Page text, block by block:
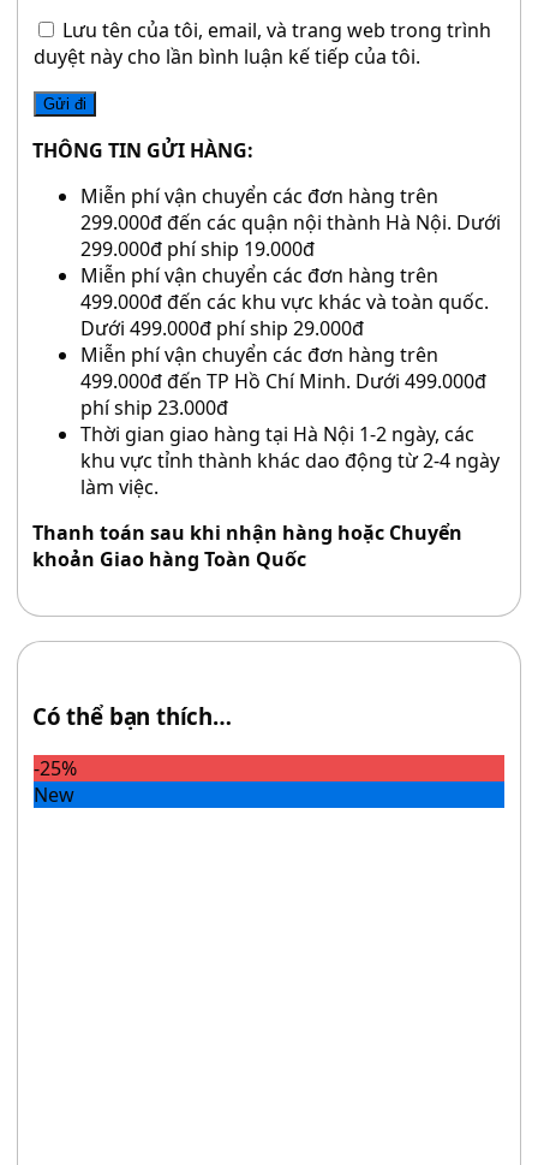
Lưu tên của tôi, email, và trang web trong trình
duyệt này cho lần bình luận kế tiếp của tôi.
THÔNG TIN GỬI HÀNG:
Miễn phí vận chuyển các đơn hàng trên
299.000đ đến các quận nội thành Hà Nội. Dưới
299.000đ phí ship 19.000đ
Miễn phí vận chuyển các đơn hàng trên
499.000đ đến các khu vực khác và toàn quốc.
Dưới 499.000đ phí ship 29.000đ
Miễn phí vận chuyển các đơn hàng trên
499.000đ đến TP Hồ Chí Minh. Dưới 499.000đ
phí ship 23.000đ
Thời gian giao hàng tại Hà Nội 1-2 ngày, các
khu vực tỉnh thành khác dao động từ 2-4 ngày
làm việc.
Thanh toán sau khi nhận hàng hoặc Chuyển
khoản Giao hàng Toàn Quốc
Có thể bạn thích…
-25%
New